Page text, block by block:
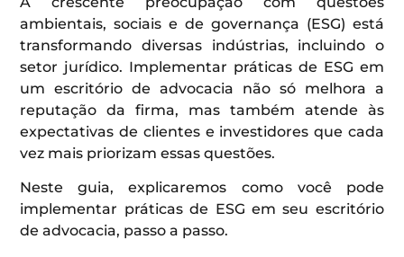
ambientais, sociais e de governança (ESG) está
transformando diversas indústrias, incluindo o
setor jurídico. Implementar práticas de ESG em
um escritório de advocacia não só melhora a
reputação da firma, mas também atende às
expectativas de clientes e investidores que cada
vez mais priorizam essas questões.
Neste guia, explicaremos como você pode
implementar práticas de ESG em seu escritório
de advocacia, passo a passo.